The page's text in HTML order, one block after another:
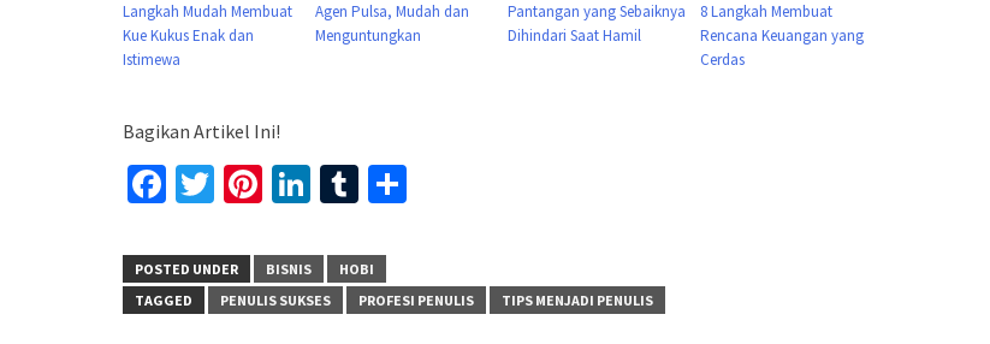
Langkah Mudah Membuat
Kue Kukus Enak dan
Istimewa
Agen Pulsa, Mudah dan
Menguntungkan
Pantangan yang Sebaiknya
Dihindari Saat Hamil
8 Langkah Membuat
Rencana Keuangan yang
Cerdas
Bagikan Artikel Ini!
Facebook
TwitterPinterest
LinkedIn
Tumblr
POSTED UNDER BISNIS
HOBI
TAGGED
PENULIS SUKSES PROFESI PENULIS TIPS MENJADI PENULIS